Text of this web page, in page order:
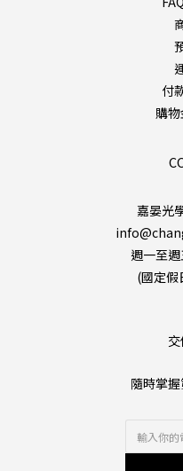
付
購
嘉晏光
週一至
(國定假
隨時掌